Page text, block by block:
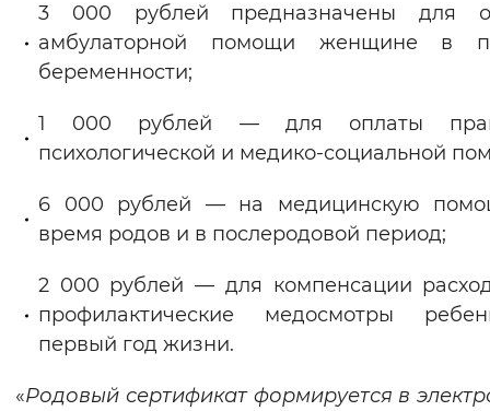
Вернуть стандартные настройки
3 000 рублей предназначены для
амбулаторной помощи женщине в
беременности;
1 000 рублей — для оплаты
психологической и медико-социальной
6 000 рублей — на медицинскую
время родов и в послеродовой период;
2 000 рублей — для компенсации
профилактические медосмотры
первый год жизни.
«Родовый сертификат формируется в